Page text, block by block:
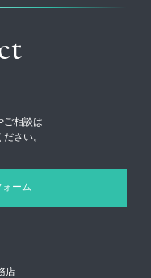
ご相談は
さい。
ーム
店